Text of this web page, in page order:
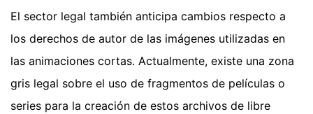
El sector legal también anticipa cambios respecto a
los derechos de autor de las imágenes utilizadas en
las animaciones cortas. Actualmente, existe una zona
gris legal sobre el uso de fragmentos de películas o
series para la creación de estos archivos de libre